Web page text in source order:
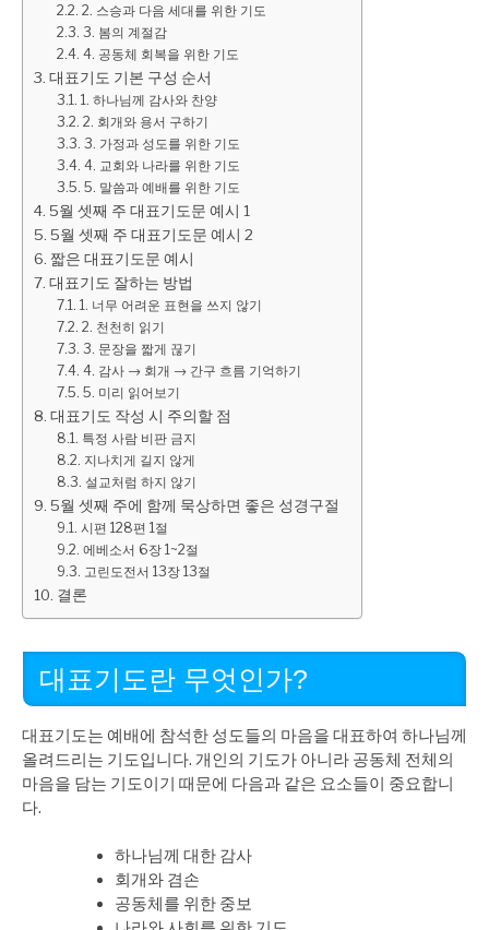
2. 스승과 다음 세대를 위한 기도
3. 봄의 계절감
4. 공동체 회복을 위한 기도
대표기도 기본 구성 순서
1. 하나님께 감사와 찬양
2. 회개와 용서 구하기
3. 가정과 성도를 위한 기도
4. 교회와 나라를 위한 기도
5. 말씀과 예배를 위한 기도
5월 셋째 주 대표기도문 예시 1
5월 셋째 주 대표기도문 예시 2
짧은 대표기도문 예시
대표기도 잘하는 방법
1. 너무 어려운 표현을 쓰지 않기
2. 천천히 읽기
3. 문장을 짧게 끊기
4. 감사 → 회개 → 간구 흐름 기억하기
5. 미리 읽어보기
대표기도 작성 시 주의할 점
특정 사람 비판 금지
지나치게 길지 않게
설교처럼 하지 않기
5월 셋째 주에 함께 묵상하면 좋은 성경구절
시편 128편 1절
에베소서 6장 1~2절
고린도전서 13장 13절
결론
대표기도란 무엇인가?
대표기도는 예배에 참석한 성도들의 마음을 대표하여 하나님께
올려드리는 기도입니다. 개인의 기도가 아니라 공동체 전체의
마음을 담는 기도이기 때문에 다음과 같은 요소들이 중요합니
다.
하나님께 대한 감사
회개와 겸손
공동체를 위한 중보